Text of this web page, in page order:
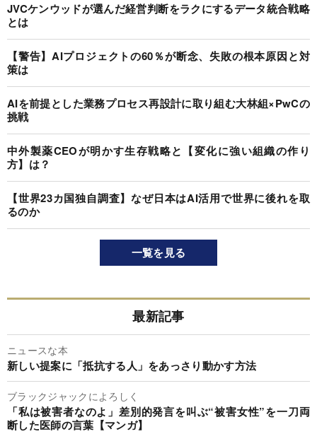
JVCケンウッドが選んだ経営判断をラクにするデータ統合戦略
とは
【警告】AIプロジェクトの60％が断念、失敗の根本原因と対
策は
AIを前提とした業務プロセス再設計に取り組む大林組×PwCの
挑戦
中外製薬CEOが明かす生存戦略と【変化に強い組織の作り
方】は？
【世界23カ国独自調査】なぜ日本はAI活用で世界に後れを取
るのか
一覧を見る
最新記事
ニュースな本
新しい提案に「抵抗する人」をあっさり動かす方法
ブラックジャックによろしく
「私は被害者なのよ」差別的発言を叫ぶ“被害女性”を一刀両
断した医師の言葉【マンガ】